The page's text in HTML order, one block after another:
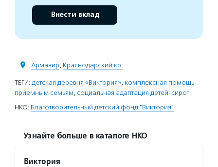
Внести вклад
Армавир, Краснодарский кр.
ТЕГИ: детская деревня «Виктория», комплексная помощь
приемным семьям, социальная адаптация детей-сирот
НКО: Благотворительный детский фонд "Виктория"
Узнайте больше в каталоге НКО
Виктория